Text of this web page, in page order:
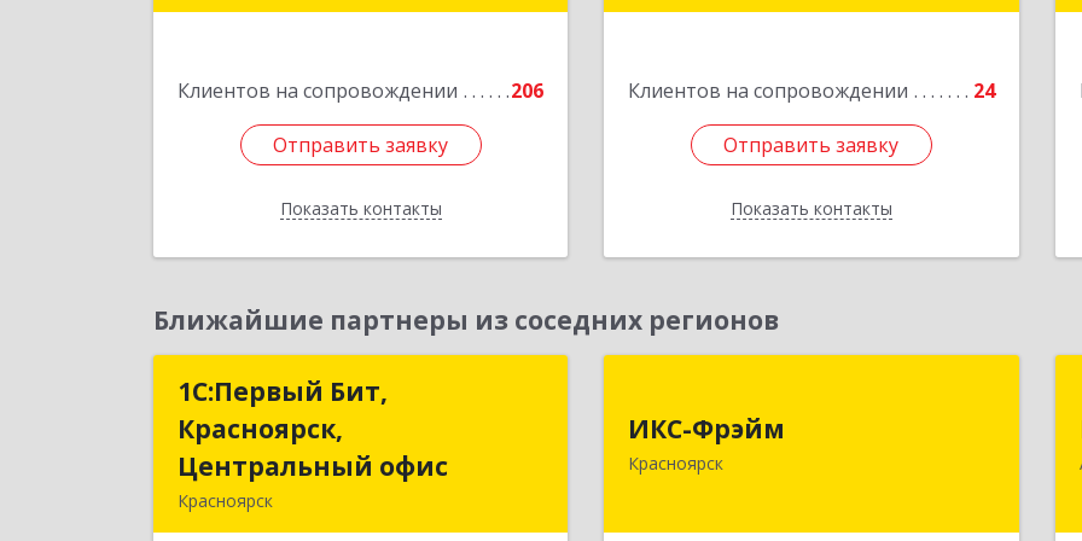
Клиентов на сопровождении 206
Отправить заявку
Показать контакты
Отправить заявку
Назад
Клиентов на сопровождении 24
Отправить заявку
Показать контакты
Отправить заявку
Назад
Ближайшие партнеры из соседних регионов
1С:Первый Бит,
Красноярск,
Центральный офис
Красноярск
1С:Первый Бит,
Центральный офис
ИКС-Фрэйм
Красноярск
Красноярск г, Батурина ул, дом № 32,